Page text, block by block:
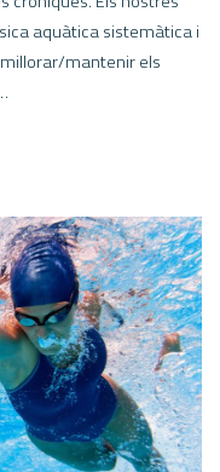
aquàtica sistemàtica i
mantenir els